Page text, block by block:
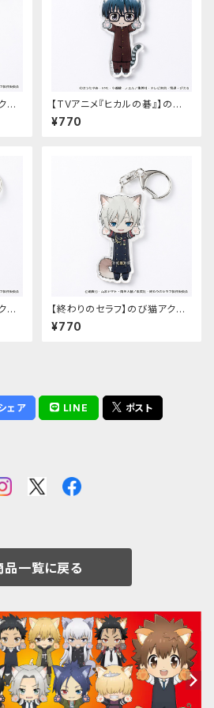
リ
【TVアニメ『ヒカルの碁』】のび
猫アクリルキーホルダー（筒井
公宏）
¥770
リ
【終わりのセラフ】のび猫アクリ
ルキーホルダー（柊深夜）
¥770
ェア LINE ポスト
品一覧に戻る